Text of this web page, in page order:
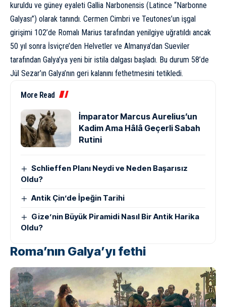
kuruldu ve güney eyaleti Gallia Narbonensis (Latince “Narbonne
Galyası”) olarak tanındı. Cermen Cimbri ve Teutones’un işgal
girişimi 102’de Romalı Marius tarafından yenilgiye uğratıldı ancak
50 yıl sonra İsviçre’den Helvetler ve Almanya’dan Sueviler
tarafından Galya’ya yeni bir istila dalgası başladı. Bu durum 58’de
Jül Sezar’ın Galya’nın geri kalanını fethetmesini tetikledi.
More Read
İmparator Marcus Aurelius’un
Kadim Ama Hâlâ Geçerli Sabah
Rutini
Schlieffen Planı Neydi ve Neden Başarısız
Oldu?
Antik Çin’de İpeğin Tarihi
Gize’nin Büyük Piramidi Nasıl Bir Antik Harika
Oldu?
Roma’nın Galya’yı fethi